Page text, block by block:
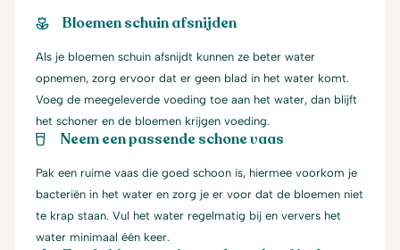
Bloemen schuin afsnijden
Als je bloemen schuin afsnijdt kunnen ze beter water
opnemen, zorg ervoor dat er geen blad in het water komt.
Voeg de meegeleverde voeding toe aan het water, dan blijft
het schoner en de bloemen krijgen voeding.
Neem een passende schone vaas
Pak een ruime vaas die goed schoon is, hiermee voorkom je
bacteriën in het water en zorg je er voor dat de bloemen niet
te krap staan. Vul het water regelmatig bij en ververs het
water minimaal één keer.